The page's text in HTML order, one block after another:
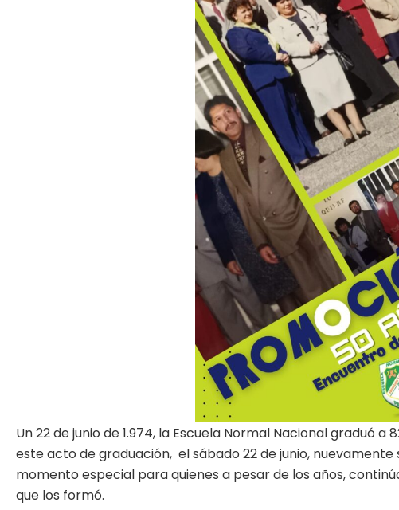
Un 22 de junio de 1.974, la Escuela Normal Nacional graduó
este acto de graduación, el sábado 22 de junio,
momento especial para quienes a pesar de los años,
que los formó.